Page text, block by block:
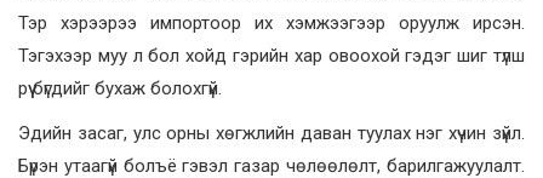
Тэр хэрээрээ импортоор их хэмжээгээр оруулж ирсэн.
Тэгэхээр муу л бол хойд гэрийн хар овоохой гэдэг шиг түлш
рүү бүгдийг бухаж болохгүй.
Эдийн засаг, улс орны хөгжлийн даван туулах нэг хүчин зүйл.
Бүрэн утаагүй болъё гэвэл газар чөлөөлөлт, барилгажуулалт.